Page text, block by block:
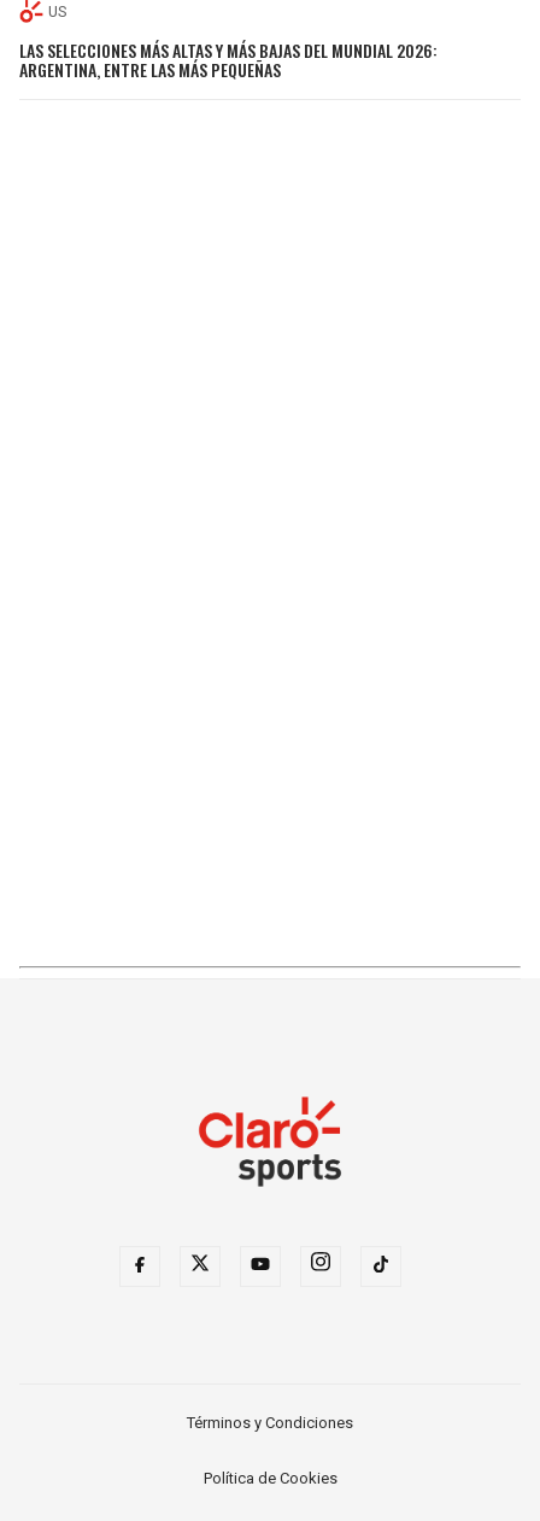
US
LAS SELECCIONES MÁS ALTAS Y MÁS BAJAS DEL MUNDIAL 2026:
ARGENTINA, ENTRE LAS MÁS PEQUEÑAS
Términos y Condiciones
Política de Cookies